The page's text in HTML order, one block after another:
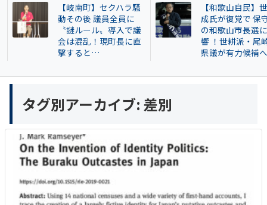
【岐南町】セクハラ騒
動その後 議員全員に
〝謎ルール〟導入で議
会は混乱！現町長に直
撃すると…
【和歌山自民】世
成氏が復党で 保守
の和歌山市長選に
響 ！世耕派・尾崎
県議が有力候補へ
タグ別アーカイブ: 差別